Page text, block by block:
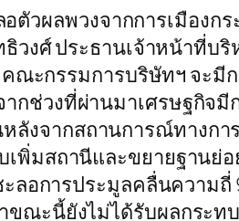
อตัวผลพวงจากการเมือง
วงศ์ ประธานเจ้าหน้าที่บ
คณะกรรมการบริษัทฯ จะ
ากช่วงที่ผ่านมาเศรษฐกิจ
งจากสถานการณ์ทางกา
พิ่มสถานีและขยายฐานย่
รประมูลคลื่นความถี่
ขณะนี้ยังไม่ได้รับผลกระท